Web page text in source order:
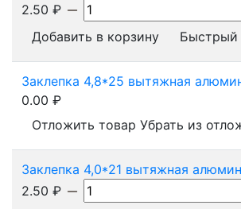
2.50 ₽
Добавить в корзину
Быстрый
Заклепка 4,8*25 вытяжная
0.00 ₽
Отложить товар Убрать из
Заклепка 4,0*21 вытяжная
2.50 ₽